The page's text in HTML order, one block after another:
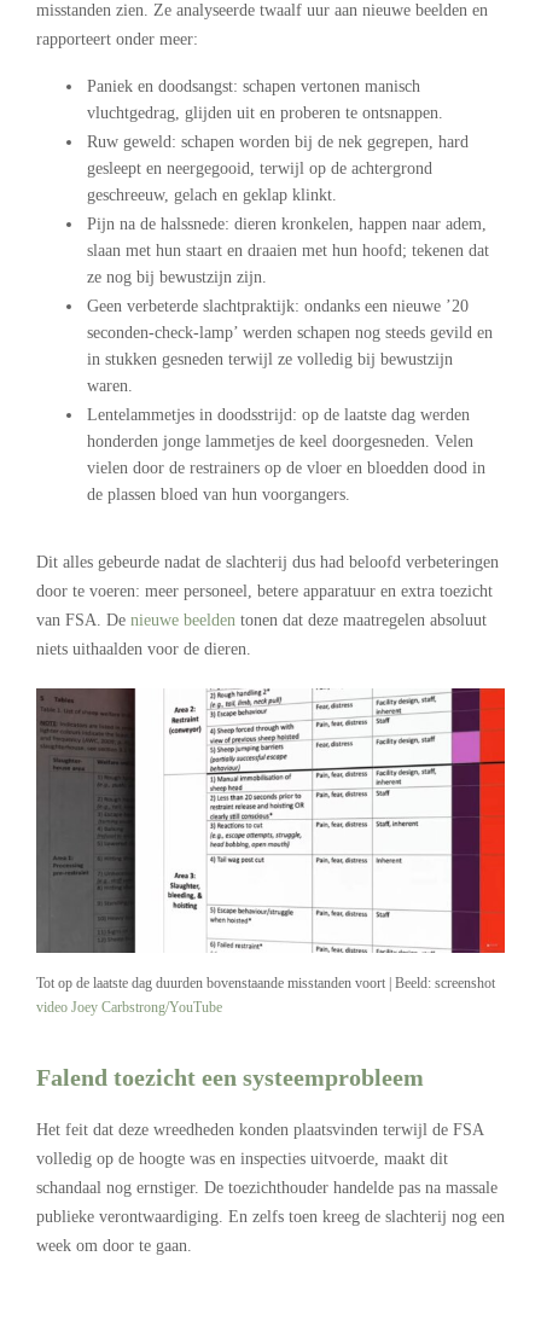
misstanden zien. Ze analyseerde twaalf uur aan nieuwe beelden en
rapporteert onder meer:
Paniek en doodsangst: schapen vertonen manisch
vluchtgedrag, glijden uit en proberen te ontsnappen.
Ruw geweld: schapen worden bij de nek gegrepen, hard
gesleept en neergegooid, terwijl op de achtergrond
geschreeuw, gelach en geklap klinkt.
Pijn na de halssnede: dieren kronkelen, happen naar adem,
slaan met hun staart en draaien met hun hoofd; tekenen dat
ze nog bij bewustzijn zijn.
Geen verbeterde slachtpraktijk: ondanks een nieuwe ’20
seconden-check-lamp’ werden schapen nog steeds gevild en
in stukken gesneden terwijl ze volledig bij bewustzijn
waren.
Lentelammetjes in doodsstrijd: op de laatste dag werden
honderden jonge lammetjes de keel doorgesneden. Velen
vielen door de restrainers op de vloer en bloedden dood in
de plassen bloed van hun voorgangers.
Dit alles gebeurde nadat de slachterij dus had beloofd verbeteringen
door te voeren: meer personeel, betere apparatuur en extra toezicht
van FSA. De nieuwe beelden tonen dat deze maatregelen absoluut
niets uithaalden voor de dieren.
Tot op de laatste dag duurden bovenstaande misstanden voort | Beeld: screenshot
video Joey Carbstrong/YouTube
Falend toezicht een systeemprobleem
Het feit dat deze wreedheden konden plaatsvinden terwijl de FSA
volledig op de hoogte was en inspecties uitvoerde, maakt dit
schandaal nog ernstiger. De toezichthouder handelde pas na massale
publieke verontwaardiging. En zelfs toen kreeg de slachterij nog een
week om door te gaan.